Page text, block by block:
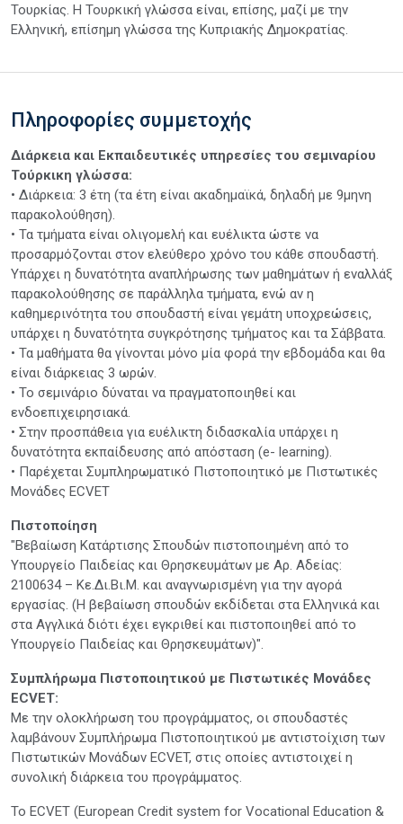
Τουρκίας. Η Τουρκική γλώσσα είναι, επίσης, μαζί με την
Ελληνική, επίσημη γλώσσα της Κυπριακής Δημοκρατίας.
Πληροφορίες συμμετοχής
Διάρκεια και Εκπαιδευτικές υπηρεσίες του σεμιναρίου
Τούρκικη γλώσσα:
• Διάρκεια: 3 έτη (τα έτη είναι ακαδημαϊκά, δηλαδή με 9μηνη
παρακολούθηση).
• Τα τμήματα είναι ολιγομελή και ευέλικτα ώστε να
προσαρμόζονται στον ελεύθερο χρόνο του κάθε σπουδαστή.
Υπάρχει η δυνατότητα αναπλήρωσης των μαθημάτων ή εναλλάξ
παρακολούθησης σε παράλληλα τμήματα, ενώ αν η
καθημερινότητα του σπουδαστή είναι γεμάτη υποχρεώσεις,
υπάρχει η δυνατότητα συγκρότησης τμήματος και τα Σάββατα.
• Τα μαθήματα θα γίνονται μόνο μία φορά την εβδομάδα και θα
είναι διάρκειας 3 ωρών.
• Το σεμινάριο δύναται να πραγματοποιηθεί και
ενδοεπιχειρησιακά.
• Στην προσπάθεια για ευέλικτη διδασκαλία υπάρχει η
δυνατότητα εκπαίδευσης από απόσταση (e- learning).
• Παρέχεται Συμπληρωματικό Πιστοποιητικό με Πιστωτικές
Μονάδες ECVET
Πιστοποίηση
"Βεβαίωση Κατάρτισης Σπουδών πιστοποιημένη από το
Υπουργείο Παιδείας και Θρησκευμάτων με Αρ. Αδείας:
2100634 – Κε.Δι.Βι.Μ. και αναγνωρισμένη για την αγορά
εργασίας. (Η βεβαίωση σπουδών εκδίδεται στα Ελληνικά και
στα Αγγλικά διότι έχει εγκριθεί και πιστοποιηθεί από το
Υπουργείο Παιδείας και Θρησκευμάτων)".
Συμπλήρωμα Πιστοποιητικού με Πιστωτικές Μονάδες
ECVET:
Με την ολοκλήρωση του προγράμματος, οι σπουδαστές
λαμβάνουν Συμπλήρωμα Πιστοποιητικού με αντιστοίχιση των
Πιστωτικών Μονάδων ECVET, στις οποίες αντιστοιχεί η
συνολική διάρκεια του προγράμματος.
Το ECVET (European Credit system for Vocational Education &